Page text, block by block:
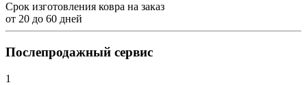
Срок изготовления ковра на заказ
от 20 до 60 дней
Послепродажный сервис
1